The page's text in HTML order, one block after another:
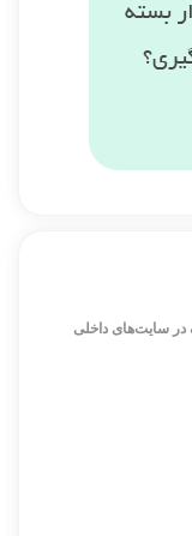
سایت‌های داخلی